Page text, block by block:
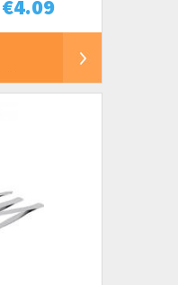
€4.09